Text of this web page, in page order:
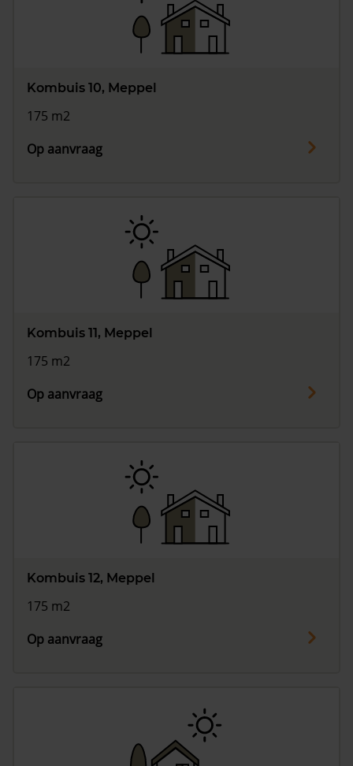
Kombuis 10, Meppel
175 m2
Op aanvraag
Kombuis 11, Meppel
175 m2
Op aanvraag
Kombuis 12, Meppel
175 m2
Op aanvraag